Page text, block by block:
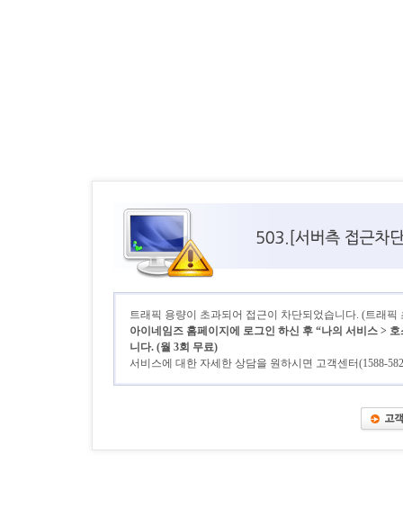
트래픽 용량이 초과되어 접근이 차단되었습니다. (트래픽
아이네임즈 홈페이지에 로그인 하신 후 “나의 서비스 >
니다. (월 3회 무료)
서비스에 대한 자세한 상담을 원하시면 고객센터(1588-